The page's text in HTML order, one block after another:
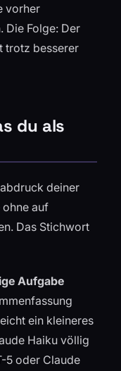
vorher
Die Folge: Der
trotz besserer
du als
deiner
auf
Das Stichwort
Aufgabe
ein kleineres
Haiku völlig
5 oder Claude